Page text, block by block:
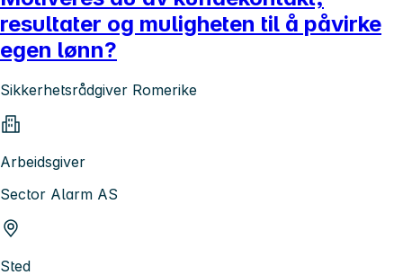
resultater og muligheten til å påvirke
egen lønn?
Sikkerhetsrådgiver Romerike
Arbeidsgiver
Sector Alarm AS
Sted